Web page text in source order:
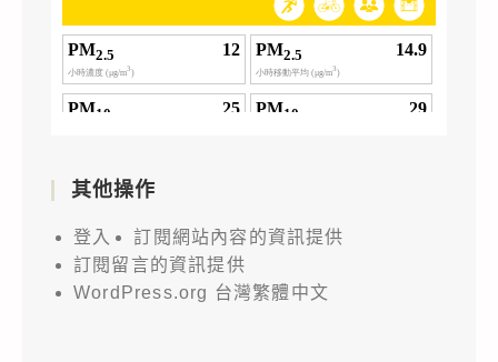
其他操作
登入
訂閱網站內容的資訊提供
訂閱留言的資訊提供
WordPress.org 台灣繁體中文